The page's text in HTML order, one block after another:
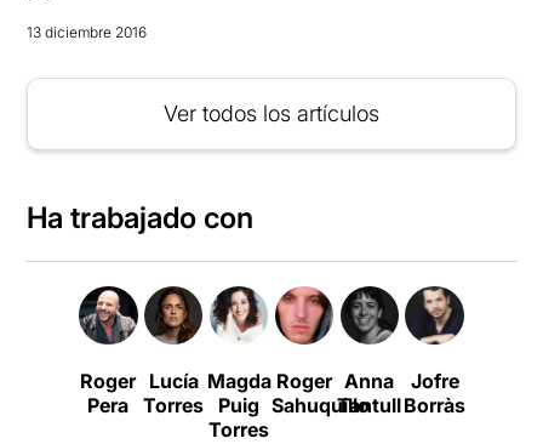
13 diciembre 2016
Ver todos los artículos
Ha trabajado con
Roger
Pera
Lucía
Torres
Magda
Puig
Torres
Roger
Sahuquillo
Anna
Tantull
Jofre
Borràs